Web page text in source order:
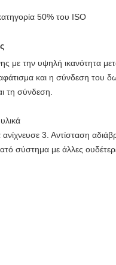
50% του ISO
με την υψηλή ικανότητα
και η σύνδεση του
τη σύνδεση.
3. Αντίσταση
σύστημα με άλλες